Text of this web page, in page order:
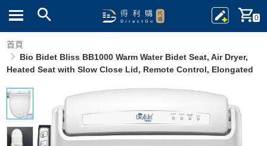
0
首頁
Bio Bidet Bliss BB1000 Warm Water Bidet Seat, Air Dryer,
Heated Seat with Slow Close Lid, Remote Control, Elongated